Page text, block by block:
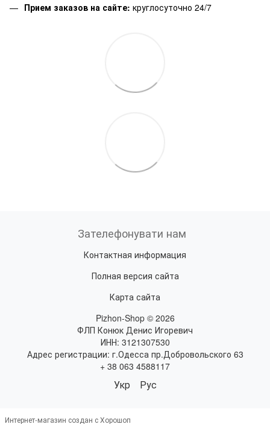
Прием заказов на сайте: круглосуточно 24/7
Зателефонувати нам
Контактная информация
Полная версия сайта
Карта сайта
Pizhon-Shop © 2026
ФЛП Конюк Денис Игоревич
ИНН: 3121307530
Адрес регистрации: г.Одесса пр.Добровольского 63
+ 38 063 4588117
Укр Рус
Интернет-магазин создан с Хорошоп